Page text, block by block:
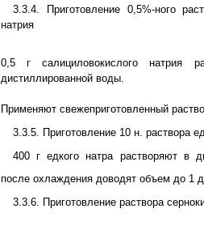
3.3.4. Приготовление 0,5%-ного
натрия
0,5 г салициловокислого натрия
дистиллированной воды.
Применяют свежеприготовленный
3.3.5. Приготовление 10 н. раствора
400 г едкого натра растворяют в
после охлаждения доводят объем до 1
3.3.6. Приготовление раствора